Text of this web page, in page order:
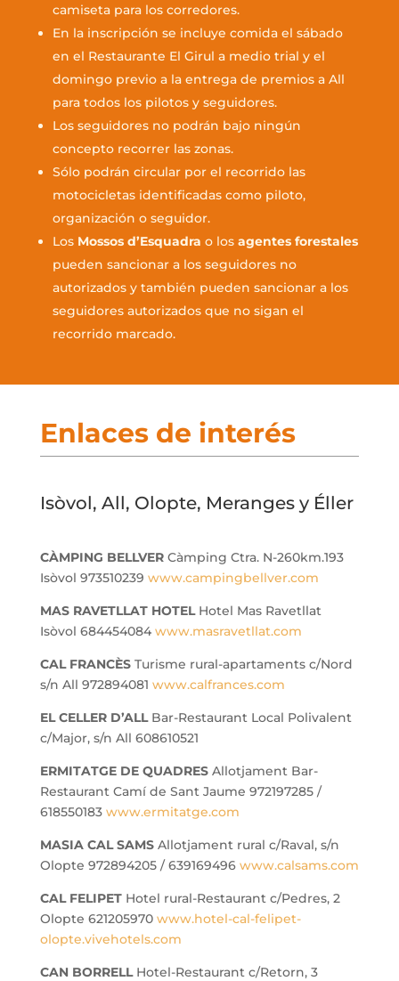
camiseta para los corredores.
En la inscripción se incluye comida el sábado
en el Restaurante El Girul a medio trial y el
domingo previo a la entrega de premios a All
para todos los pilotos y seguidores.
Los seguidores no podrán bajo ningún
concepto recorrer las zonas.
Sólo podrán circular por el recorrido las
motocicletas identificadas como piloto,
organización o seguidor.
Los Mossos d’Esquadra o los agentes forestales
pueden sancionar a los seguidores no
autorizados y también pueden sancionar a los
seguidores autorizados que no sigan el
recorrido marcado.
Enlaces de interés
Isòvol, All, Olopte, Meranges y Éller
CÀMPING BELLVERCàmping Ctra. N-260km.193
Isòvol 973510239 www.campingbellver.com
MAS RAVETLLAT HOTELHotel Mas Ravetllat
Isòvol 684454084 www.masravetllat.com
CAL FRANCÈSTurisme rural-apartaments c/Nord
s/n All 972894081 www.calfrances.com
EL CELLER D’ALLBar-Restaurant Local Polivalent
c/Major, s/n All 608610521
ERMITATGE DE QUADRESAllotjament Bar-
Restaurant Camí de Sant Jaume 972197285 /
618550183 www.ermitatge.com
MASIA CAL SAMSAllotjament rural c/Raval, s/n
Olopte 972894205 / 639169496 www.calsams.com
CAL FELIPETHotel rural-Restaurant c/Pedres, 2
Olopte 621205970 www.hotel-cal-felipet-
olopte.vivehotels.com
CAN BORRELLHotel-Restaurant c/Retorn, 3